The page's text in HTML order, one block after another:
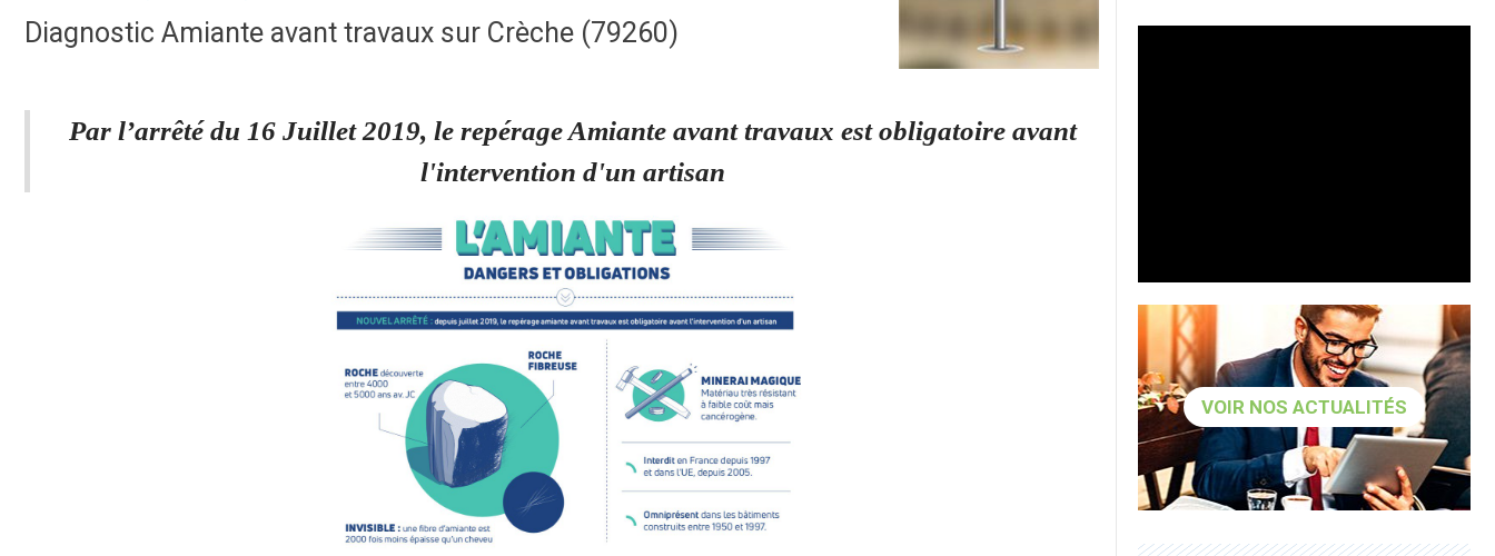
Diagnostic Amiante avant travaux sur Crèche (79260)
Par l’arrêté du 16 Juillet 2019, le repérage Amiante avant travaux est obligatoire avant
l'intervention d'un artisan
VOIR NOS ACTUALITÉS